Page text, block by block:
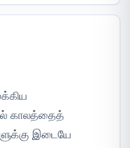
காலத்தைத்
இடையே